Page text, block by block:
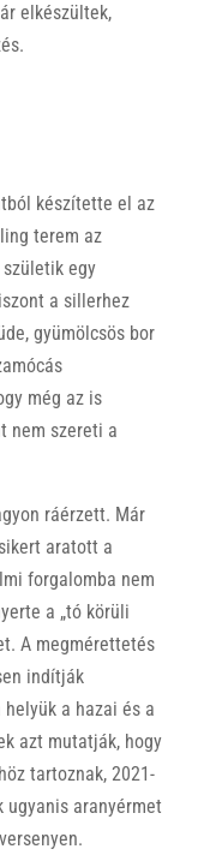
elkészültek,
készítette el az
terem az
egy
a sillerhez
gyümölcsös bor
még az is
nem szereti a
ráérzett. Már
aratott a
forgalomba nem
a „tó körüli
A megmérettetés
indítják
helyük a hazai és a
azt mutatják, hogy
tartoznak, 2021-
aranyérmet